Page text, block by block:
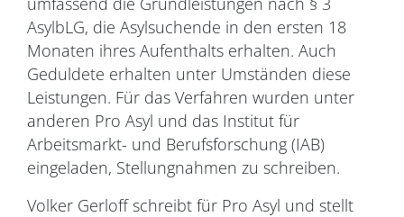
AsylbLG, die Asylsuchende in den ersten 18
Monaten ihres Aufenthalts erhalten. Auch
Geduldete erhalten unter Umständen diese
Leistungen. Für das Verfahren wurden unter
anderen Pro Asyl und das Institut für
Arbeitsmarkt- und Berufsforschung (IAB)
eingeladen, Stellungnahmen zu schreiben.
Volker Gerloff schreibt für Pro Asyl und stellt